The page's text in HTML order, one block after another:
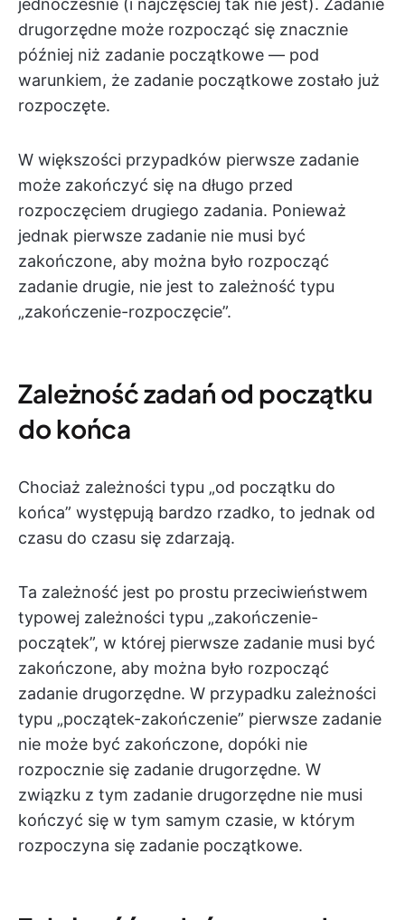
jednocześnie (i najczęściej tak nie jest). Zadanie
drugorzędne może rozpocząć się znacznie
później niż zadanie początkowe — pod
warunkiem, że zadanie początkowe zostało już
rozpoczęte.
W większości przypadków pierwsze zadanie
może zakończyć się na długo przed
rozpoczęciem drugiego zadania. Ponieważ
jednak pierwsze zadanie nie musi być
zakończone, aby można było rozpocząć
zadanie drugie, nie jest to zależność typu
„zakończenie-rozpoczęcie”.
Zależność zadań od początku
do końca
Chociaż zależności typu „od początku do
końca” występują bardzo rzadko, to jednak od
czasu do czasu się zdarzają.
Ta zależność jest po prostu przeciwieństwem
typowej zależności typu „zakończenie-
początek”, w której pierwsze zadanie musi być
zakończone, aby można było rozpocząć
zadanie drugorzędne. W przypadku zależności
typu „początek-zakończenie” pierwsze zadanie
nie może być zakończone, dopóki nie
rozpocznie się zadanie drugorzędne. W
związku z tym zadanie drugorzędne nie musi
kończyć się w tym samym czasie, w którym
rozpoczyna się zadanie początkowe.